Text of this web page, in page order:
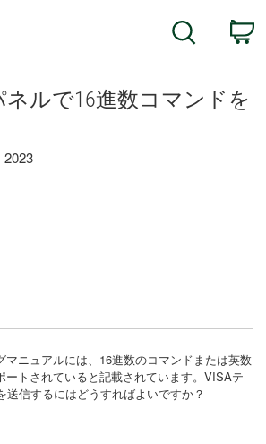
Search
ネルで16進数コマンドを
2023
マニュアルには、16進数のコマンドまたは英数
ートされていると記載されています。VISAテ
送信するにはどうすればよいですか？